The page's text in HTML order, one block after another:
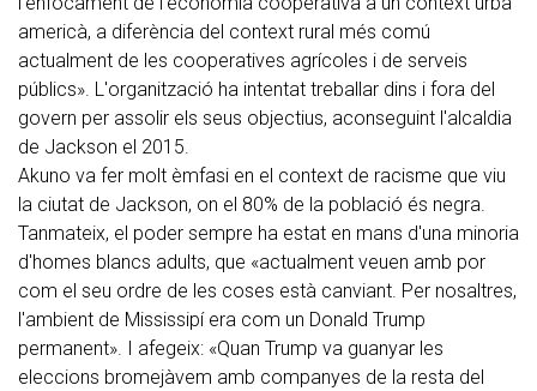
americà, a diferència del context rural més comú
actualment de les cooperatives agrícoles i de serveis
públics». L'organització ha intentat treballar dins i fora del
govern per assolir els seus objectius, aconseguint l'alcaldia
de Jackson el 2015.
Akuno va fer molt èmfasi en el context de racisme que viu
la ciutat de Jackson, on el 80% de la població és negra.
Tanmateix, el poder sempre ha estat en mans d'una minoria
d'homes blancs adults, que «actualment veuen amb por
com el seu ordre de les coses està canviant. Per nosaltres,
l'ambient de Mississipí era com un Donald Trump
permanent». I afegeix: «Quan Trump va guanyar les
eleccions bromejàvem amb companyes de la resta del